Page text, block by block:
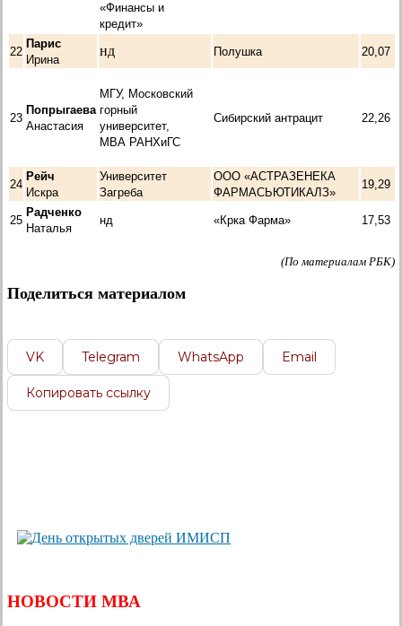
«Финансы и
кредит»
22
Парис
Ирина
нд Полушка 20,07
23
Попрыгаева
Анастасия
МГУ, Московский
горный
университет,
МВА РАНХиГС
Сибирский антрацит 22,26
24
Рейч
Искра
Университет
Загреба
ООО «АСТРАЗЕНЕКА
ФАРМАСЬЮТИКАЛЗ»
19,29
25
Радченко
Наталья
нд «Крка Фарма» 17,53
(По материалам РБК)
Поделиться материалом
VK Telegram WhatsApp Email
Копировать ссылку
НОВОСТИ МВА